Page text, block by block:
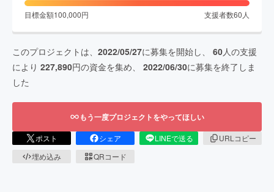
目標金額100,000円 支援者数60 人
このプロジェクトは、 2022/05/27に募集を開始し、 60人の支援
により 227,890円の資金を集め、 2022/06/30に募集を終了しま
した
もう一度プロジェクトをやってほしい
ポスト シェア LINEで送る
URLコピー
埋め込み
QRコード